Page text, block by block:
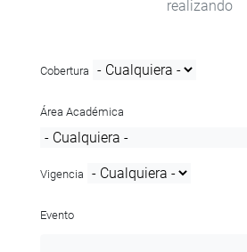
realizando
Cobertura
Área Académica
Vigencia
Evento